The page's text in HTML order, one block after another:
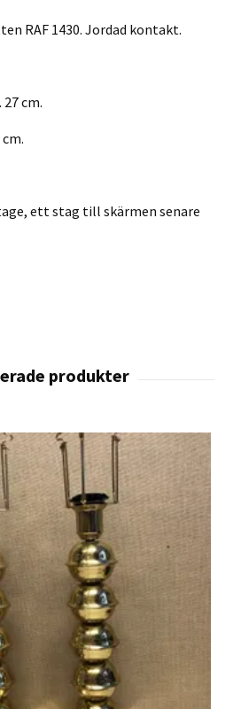
RAF 1430. Jordad kontakt.
cm.
ett stag till skärmen senare